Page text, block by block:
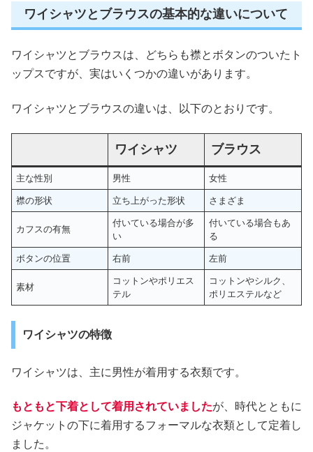
ワイシャツとブラウスの基本的な違いについて
ワイシャツとブラウスは、どちらも襟とボタンのついたト
ップスですが、実はいくつかの違いがあります。
ワイシャツとブラウスの違いは、以下のとおりです。
ワイシャツ ブラウス
主な性別 男性 女性
襟の形状 立ち上がった形状 さまざま
カフスの有無
付いている場合が多
い
付いている場合もあ
る
ボタンの位置 右前 左前
素材
コットンやポリエス
テル
コットンやシルク、
ポリエステルなど
ワイシャツの特徴
ワイシャツは、主に男性が着用する衣類です。
もともと下着として着用されていましたが、時代とともに
ジャケットの下に着用するフォーマルな衣類として定着し
ました。